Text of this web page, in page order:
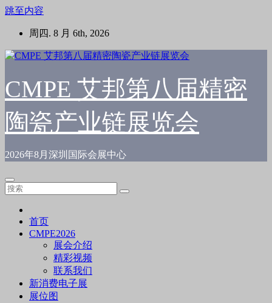
跳至内容
周四. 8 月 6th, 2026
CMPE 艾邦第八届精密
陶瓷产业链展览会
2026年8月深圳国际会展中心
首页
CMPE2026
展会介绍
精彩视频
联系我们
新消费电子展
展位图